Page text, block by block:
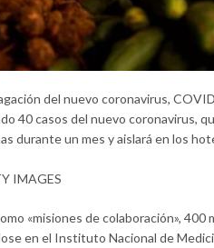
del nuevo coronavirus,
40 casos del nuevo coronavirus,
durante un mes y aislará en los
IMAGES
«misiones de colaboración», 400
en el Instituto Nacional de